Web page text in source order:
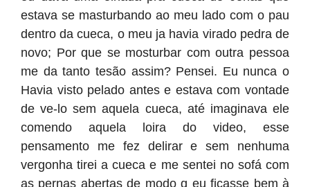
estava se masturbando ao meu lado com o pau
dentro da cueca, o meu ja havia virado pedra de
novo; Por que se mosturbar com outra pessoa
me da tanto tesão assim? Pensei. Eu nunca o
Havia visto pelado antes e estava com vontade
de ve-lo sem aquela cueca, até imaginava ele
comendo aquela loira do video, esse
pensamento me fez delirar e sem nenhuma
vergonha tirei a cueca e me sentei no sofá com
as pernas abertas de modo q eu ficasse bem à